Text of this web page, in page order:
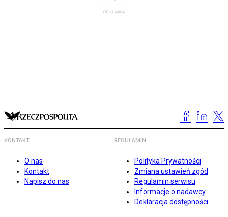
KONTAKT
O nas
Kontakt
Napisz do nas
REGULAMIN
Polityka Prywatności
Zmiana ustawień zgód
Regulamin serwisu
Informacje o nadawcy
Deklaracja dostępności